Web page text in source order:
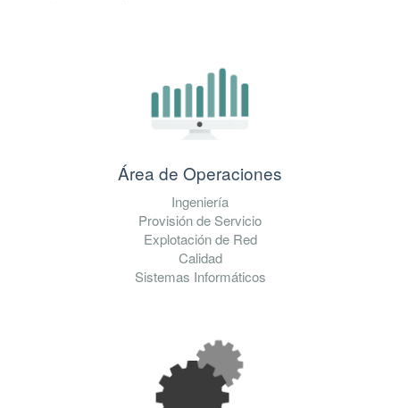
Área de Operaciones
Ingeniería
Provisión de Servicio
Explotación de Red
Calidad
Sistemas Informáticos